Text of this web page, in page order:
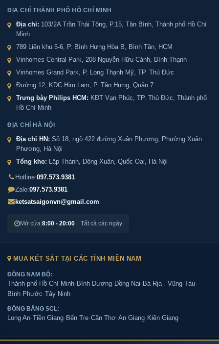
Pin Két sắt Bofa BOSHANG BS-45BS3 dùng được
bao lâu?
Hết pin Két sắt Bofa BOSHANG BS-45BS3 có mở
khóa được không?
Két sắt Bofa BOSHANG BS-45BS3 có phù hợp với
gia đình không?
Két sắt Bofa BOSHANG BS-45BS3 có sẵn ở Sài
Gòn không?
Địa chỉ mua Két sắt Bofa BOSHANG BS-45BS3
chính hãng tại Sài Gòn và Hà Nội?
45BS3 chính hãng hoặc hàng giả?
Hướng dẫn mua Két sắt Bofa
BOSHANG BS-45BS3 tại tổng kho két
sắt Sài Gòn
ĐỊA CHỈ THÀNH PHỐ HỒ CHÍ MINH
Địa chỉ: 103/2A Trần Thái Tông, P.15, Tân Bình, Thành phố Hồ Chí
Minh
789 Liên khu 5-6, P. Bình Hưng Hòa B, Bình Tân, HCM
Vinhomes Central Park, 208 Nguyễn Hữu Cảnh, Bình Thạnh
Vinhomes Grand Park, P. Long Thạnh Mỹ, TP. Thủ Đức
Đường 12, KDC Him Lam, P. Tân Hưng, Quận 7
Trưng bày Philips HCM: KĐT Vạn Phúc, TP. Thủ Đức, Thành phố
Hồ Chí Minh
ĐỊA CHỈ HÀ NỘI
Địa chỉ HN: Số 18, ngõ 422 đường Xuân Phương, Phường Xuân
Phương, Hà Nội
Tổng kho: Lập Thành, Đông Xuân, Quốc Oai, Hà Nội
Hotline:097.573.9381
Zalo:097.573.9381
ketsatsaigonvn@gmail.com
Mở cửa:8:00 - 20:00 | Tất cả các ngày
MUA KÉT SẮT TẠI CÁC TỈNH MIỀN NAM
ĐÔNG NAM BỘ:
Thành phố Hồ Chí Minh· Bình Dương·Đồng Nai · Bà Rịa - Vũng Tàu·
Bình Phước ·Tây Ninh
ĐỒNG BẰNG SCL:
Long An·Tiền Giang· Bến Tre·Cần Thơ ·An Giang· Kiên Giang